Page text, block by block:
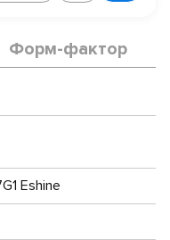
Форм-фактор
Eshine